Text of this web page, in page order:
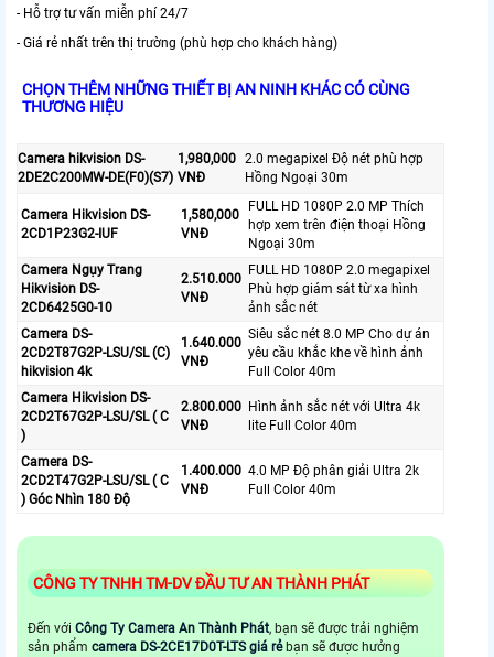
- Hỗ trợ tư vấn miễn phí 24/7
- Giá rẻ nhất trên thị trường (phù hợp cho khách hàng)
CHỌN THÊM NHỮNG THIẾT BỊ AN NINH KHÁC CÓ CÙNG
THƯƠNG HIỆU
Camera hikvision DS-
2DE2C200MW-DE(F0)(S7)
1,980,000
VNĐ
2.0 megapixel Độ nét phù hợp
Hồng Ngoại 30m
Camera Hikvision DS-
2CD1P23G2-IUF
1,580,000
VNĐ
FULL HD 1080P 2.0 MP Thích
hợp xem trên điện thoại Hồng
Ngoại 30m
Camera Ngụy Trang
Hikvision DS-
2CD6425G0-10
2.510.000
VNĐ
FULL HD 1080P 2.0 megapixel
Phù hợp giám sát từ xa hình
ảnh sắc nét
Camera DS-
2CD2T87G2P-LSU/SL (C)
hikvision 4k
1.640.000
VNĐ
Siêu sắc nét 8.0 MP Cho dự án
yêu cầu khắc khe về hình ảnh
Full Color 40m
Camera Hikvision DS-
2CD2T67G2P-LSU/SL ( C
)
2.800.000
VNĐ
Hình ảnh sắc nét với Ultra 4k
lite Full Color 40m
Camera DS-
2CD2T47G2P-LSU/SL ( C
) Góc Nhìn 180 Độ
1.400.000
VNĐ
4.0 MP Độ phân giải Ultra 2k
Full Color 40m
CÔNG TY TNHH TM-DV ĐẦU TƯ AN THÀNH PHÁT
Đến với Công Ty Camera An Thành Phát, bạn sẽ được trải nghiệm
sản phẩm camera DS-2CE17D0T-LTS giá rẻbạn sẽ được hưởng